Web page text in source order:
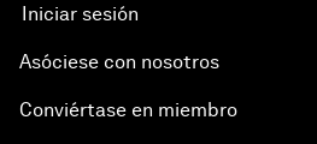
Iniciar sesión
Asóciese con nosotros
Conviértase en miembro